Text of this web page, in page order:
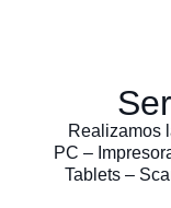
Realizamos
PC –
Tablets –